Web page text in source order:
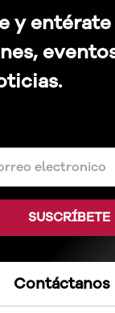
y
SUSCRÍBETE
Contáctanos